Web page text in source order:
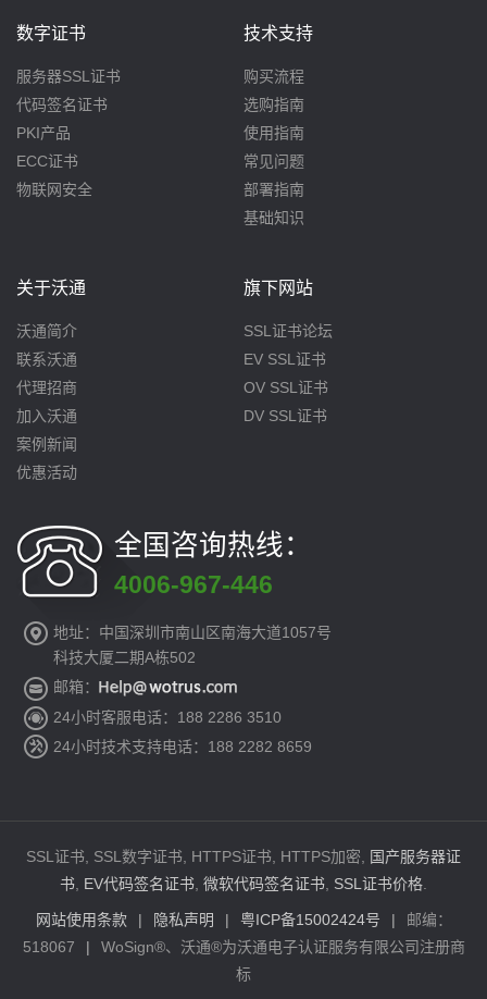
数字证书
服务器SSL证书
代码签名证书
PKI产品
ECC证书
物联网安全
技术支持
购买流程
选购指南
使用指南
常见问题
部署指南
基础知识
关于沃通
沃通简介
联系沃通
代理招商
加入沃通
案例新闻
优惠活动
旗下网站
SSL证书论坛
EV SSL证书
OV SSL证书
DV SSL证书
全国咨询热线：
4006-967-446
地址：中国深圳市南山区南海大道1057号
科技大厦二期A栋502
邮箱：
24小时客服电话：188 2286 3510
24小时技术支持电话：188 2282 8659
SSL证书, SSL数字证书, HTTPS证书, HTTPS加密,
国产服务器证
书 EV代码签名证书 微软代码签名证书 SSL证书价格
网站使用条款 | 隐私声明 | 粤ICP备15002424号 |
邮编：
518067
|
WoSign®、沃通®为沃通电子认证服务有限公司注册商
标